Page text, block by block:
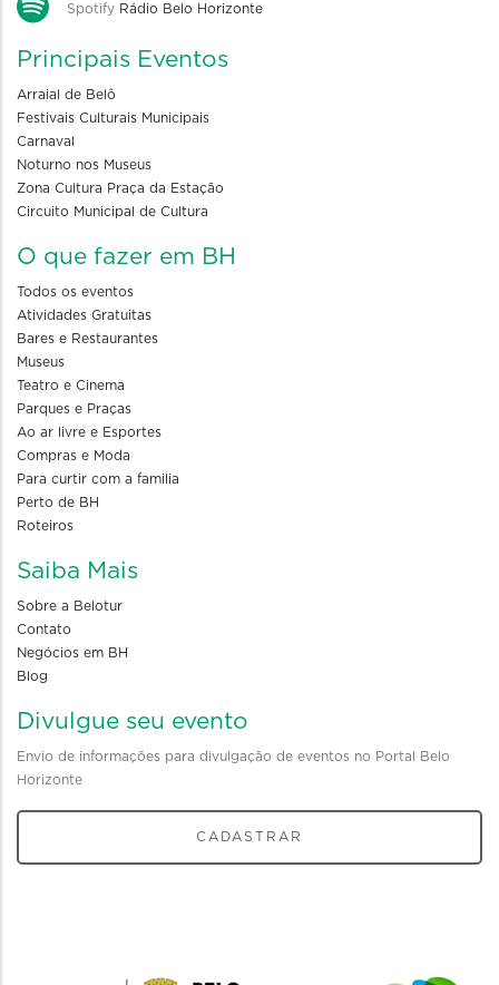
Spotify Rádio Belo Horizonte
Principais Eventos
Arraial de Belô
Festivais Culturais Municipais
Carnaval
Noturno nos Museus
Zona Cultura Praça da Estação
Circuito Municipal de Cultura
O que fazer em BH
Todos os eventos
Atividades Gratuitas
Bares e Restaurantes
Museus
Teatro e Cinema
Parques e Praças
Ao ar livre e Esportes
Compras e Moda
Para curtir com a familia
Perto de BH
Roteiros
Saiba Mais
Sobre a Belotur
Contato
Negócios em BH
Blog
Divulgue seu evento
Envio de informações para divulgação de eventos no Portal Belo
Horizonte
CADASTRAR